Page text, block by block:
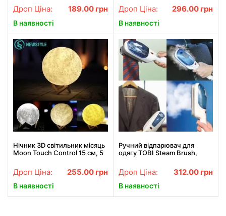
саду СИНІЙ
Дроп Ціна: 189.00 грн
В наявності
для саду
Дроп Ціна: 296.00 грн
В наявності
Нічник 3D світильник місяць
Moon Touch Control 15 см, 5
Дроп Ціна: 255.00 грн
В наявності
Ручний відпарювач для
одягу TOBI Steam Brush,
праска
Дроп Ціна: 312.00 грн
В наявності